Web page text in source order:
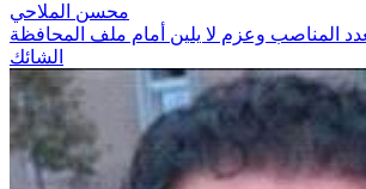
محسن الملاحي
المناصب وعزم لا يلين أمام ملف المحافظة
الشائك